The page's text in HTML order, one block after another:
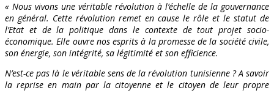
« Nous vivons une véritable révolution à l’échelle de la gouvernance
en général. Cette révolution remet en cause le rôle et le statut de
l’Etat et de la politique dans le contexte de tout projet socio-
économique. Elle ouvre nos esprits à la promesse de la société civile,
son énergie, son intégrité, sa légitimité et son efficience.
N’est-ce pas là le véritable sens de la révolution tunisienne ? A savoir
la reprise en main par la citoyenne et le citoyen de leur propre